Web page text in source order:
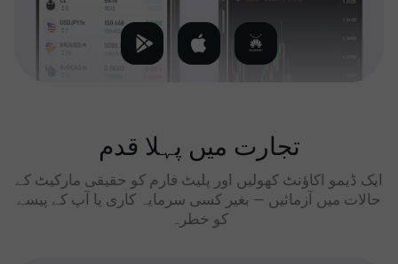
تجارت میں پہلا قدم
ایک ڈیمو اکاؤنٹ کھولیں اور پلیٹ فارم کو حقیقی مارکیٹ کے
حالات میں آزمائیں — بغیر کسی سرمایہ کاری یا آپ کے پیسے
کو خطرہ